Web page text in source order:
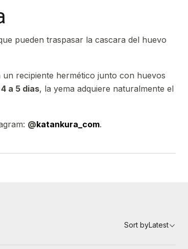
pueden traspasar la cascara del huevo
recipiente hermético junto con huevos
4 a 5 dias, la yema adquiere naturalmente el
@katankura_com.
Sort byLatest